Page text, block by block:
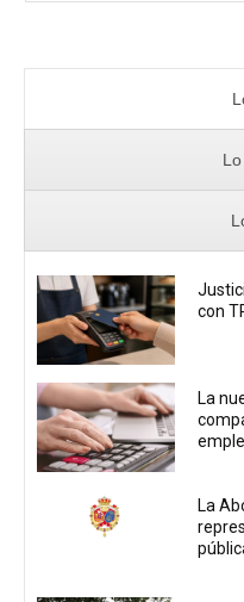
con
La
La